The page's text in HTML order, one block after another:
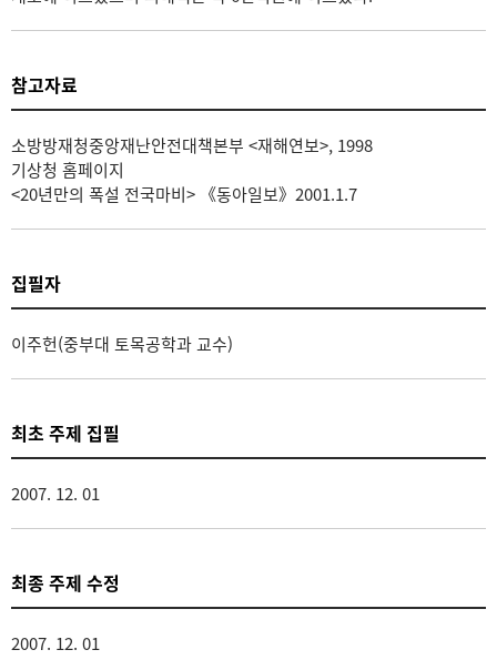
참고자료
소방방재청중앙재난안전대책본부 <재해연보>, 1998
기상청 홈페이지
<20년만의 폭설 전국마비> 《동아일보》2001.1.7
집필자
이주헌(중부대 토목공학과 교수)
최초 주제 집필
2007. 12. 01
최종 주제 수정
2007. 12. 01